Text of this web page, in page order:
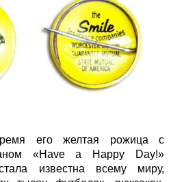
его желтая рожица с
«Have a Happy Day!»
известна всему миру,